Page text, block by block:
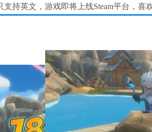
支持英文，游戏即将上线Steam平台，喜